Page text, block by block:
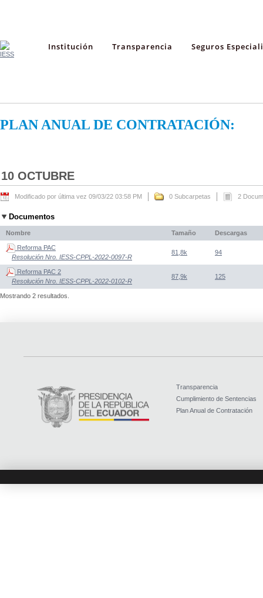
Institución Transparencia Seguros
PLAN ANUAL DE CONTRATACIÓN:
10 OCTUBRE
Modificado por última vez 09/03/22 03:58 PM 0 Subcarpetas 2
Documentos
Nombre Tamaño Descargas
Reforma PAC
Resolución Nro. IESS-CPPL-2022-0097-R
81,8k 94
Reforma PAC 2
Resolución Nro. IESS-CPPL-2022-0102-R
87,9k 125
Mostrando 2 resultados.
Transparencia
Cumplimiento de Sentencias
Plan Anual de Contratación